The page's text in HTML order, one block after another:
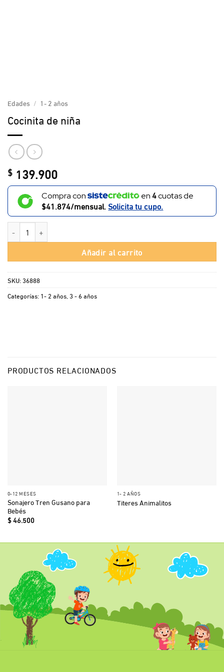
Edades / 1- 2 años
Cocinita de niña
$ 139.900
Compra con en4cuotas de
$41.874/mensual.Solicita tu cupo.
Añadir al carrito
SKU: 36888
Categorías: 1- 2 años 3 - 6 años
PRODUCTOS RELACIONADOS
0-12 MESES
Sonajero Tren Gusano para
Bebés
$46.500
1- 2 AÑOS
Titeres Animalitos